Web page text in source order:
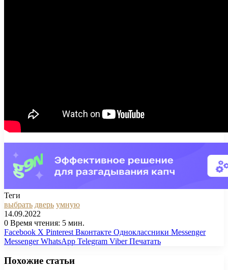
Теги
выбрать дверь умную
14.09.2022
0 Время чтения: 5 мин.
Facebook X Pinterest Вконтакте Одноклассники Messenger
Messenger WhatsApp Telegram Viber Печатать
Похожие статьи